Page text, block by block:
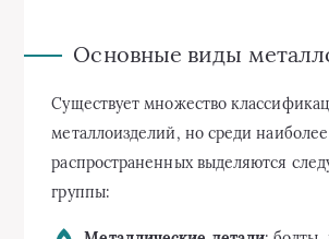
Основные виды
Существует множество
металлоизделий, но среди наиболее
распространенных выделяются
группы: